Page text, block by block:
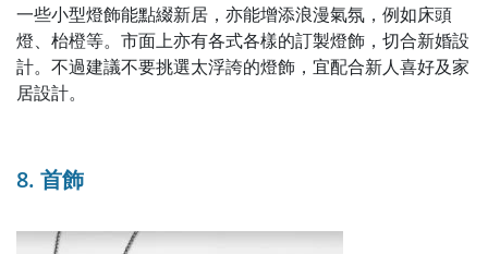
一些小型燈飾能點綴新居，亦能增添浪漫氣氛，例如床頭
燈、枱橙等。市面上亦有各式各樣的訂製燈飾，切合新婚設
計。不過建議不要挑選太浮誇的燈飾，宜配合新人喜好及家
居設計。
8. 首飾